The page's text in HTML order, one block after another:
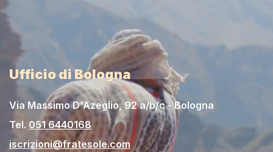
Ufficio di Bologna
Via Massimo D'Azeglio, 92 a/b/c - Bologna
Tel. 051 6440168
iscrizioni@fratesole.com